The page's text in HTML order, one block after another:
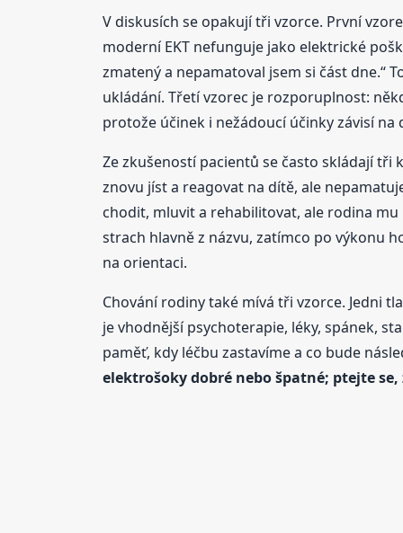
V diskusích se opakují tři vzorce. První
moderní EKT nefunguje jako elektrické
zmatený a nepamatoval jsem si část dne.“
ukládání. Třetí vzorec je rozporuplnost:
protože účinek i nežádoucí účinky závisí
Ze zkušeností pacientů se často skládají tři
znovu jíst a reagovat na dítě, ale
chodit, mluvit a rehabilitovat, ale rodina
strach hlavně z názvu, zatímco po výkonu
na orientaci.
Chování rodiny také mívá tři vzorce. Jedni
je vhodnější psychoterapie, léky, spánek,
paměť, kdy léčbu zastavíme a co bude
elektrošoky dobré nebo špatné; ptejte